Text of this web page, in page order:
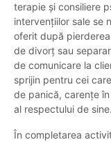
terapie și consiliere
intervențiilor sale se
oferit după
de divorț sau
de comunicare la
sprijin pentru cei
de panică, carențe
al respectului de sine.
În completarea